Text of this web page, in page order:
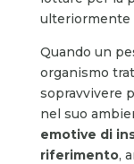
ulteriormente
Quando un
organismo
sopravvivere
nel suo
emotive di
riferimento,